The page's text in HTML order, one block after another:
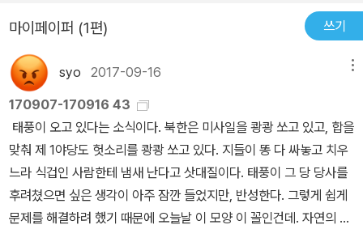
천황을 신의 후예로 신토라는 종교의 중심으로 삼았다. 오늘날에도
사이비 종교에 휩쓸리는 사람들을 보면 초월적인 존재라는 것은 여전
히 우리 관념에 막강한 영향을 주는 모양이다.그러나 근대 과학이 형
성되고 르네상스 시기를 거치면서 신은 통치권을 정당화시키는 자리
에서 내려와야 했다. 자유와 평등에 대한 인간의 열망은 니체의 표현
처럼 신을 죽이기 시작한 것이다. 물론 그럼에도 불구하고 신이 온전
히 퇴장한 건 아니었지만, 단순히 신이 부여했다는 설명만으로는 통
치권을 정당화시킬 수 없었다. 여기서 근대 계몽사상이 태동하게 되
고 마키아벨리, 홉스, 로크, 루소 등 계몽사상가들이 등장하게 된다.
마이페이퍼 (1편) 쓰기
syo 2017-09-16
170907-170916 43
태풍이 오고 있다는 소식이다. 북한은 미사일을 쾅쾅 쏘고 있고, 합을
맞춰 제 1야당도 헛소리를 쾅쾅 쏘고 있다. 지들이 똥 다 싸놓고 치우
느라 식겁인 사람한테 냄새 난다고 삿대질이다. 태풍이 그 당 당사를
후려쳤으면 싶은 생각이 아주 잠깐 들었지만, 반성한다. 그렇게 쉽게
문제를 해결하려 했기 때문에 오늘날 이 모양 이 꼴인건데. 자연의 힘